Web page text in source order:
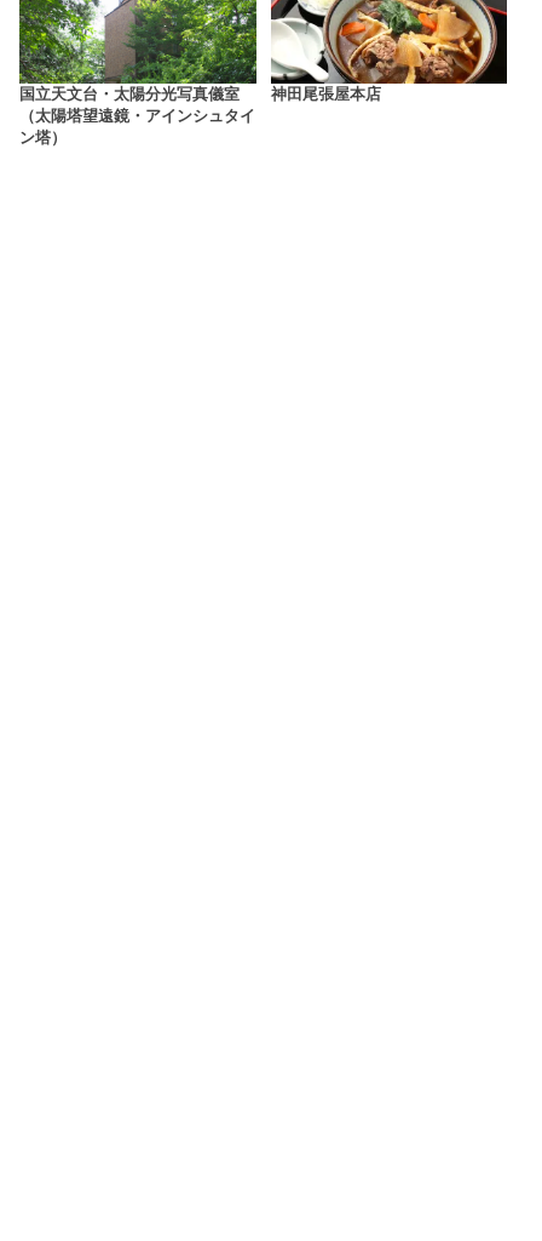
国立天文台・太陽分光写真儀室
（太陽塔望遠鏡・アインシュタイ
ン塔）
神田尾張屋本店